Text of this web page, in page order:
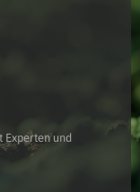
Experten und